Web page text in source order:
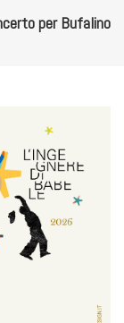
per Bufalino